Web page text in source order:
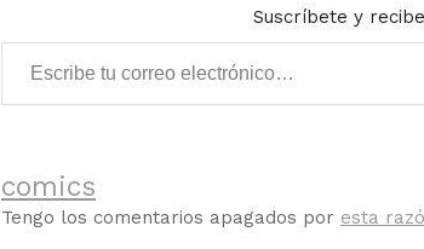
Suscríbete y
Escribe tu correo electrónico…
comics
Tengo los comentarios apagados por esta